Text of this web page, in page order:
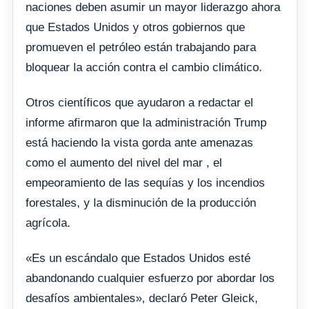
naciones deben asumir un mayor liderazgo ahora
que Estados Unidos y otros gobiernos que
promueven el petróleo están trabajando para
bloquear la acción contra el cambio climático.
Otros científicos que ayudaron a redactar el
informe afirmaron que la administración Trump
está haciendo la vista gorda ante amenazas
como el aumento del nivel del mar , el
empeoramiento de las sequías y los incendios
forestales, y la disminución de la producción
agrícola.
«Es un escándalo que Estados Unidos esté
abandonando cualquier esfuerzo por abordar los
desafíos ambientales», declaró Peter Gleick,